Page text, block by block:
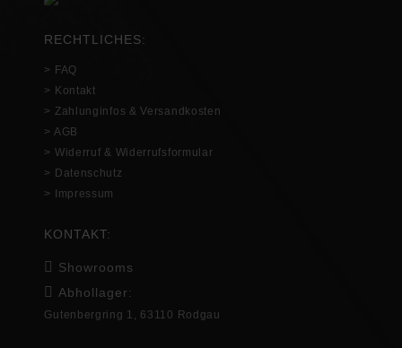
RECHTLICHES:
> FAQ
> Kontakt
> Zahlunginfos & Versandkosten
> AGB
> Widerruf & Widerrufsformular
> Datenschutz
> Impressum
KONTAKT:
Showrooms
Abhollager:
Gutenbergring 1, 63110 Rodgau